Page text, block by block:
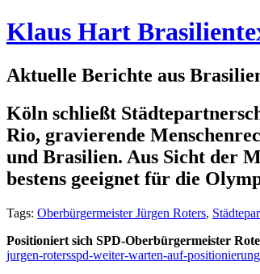
Klaus Hart
Aktuelle Berichte aus
Köln schließt
Rio, gravierende
und Brasilien. Aus Sicht der
bestens geeignet für die
Tags: Oberbürgermeister Jürgen Roters,
Positioniert sich SPD-Oberbürgermeister
jurgen-rotersspd-weiter-warten-auf-